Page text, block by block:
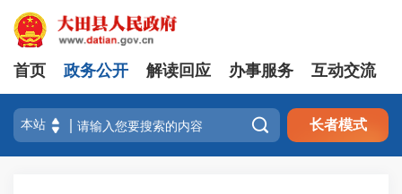
首页 政务公开 解读回应 办事服务 互动交流
 长者模式